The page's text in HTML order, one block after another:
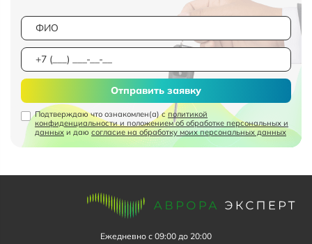
Подтверждаю что ознакомлен(а) сполитикой
конфиденциальности и положением об обработке персональных и
данных и даю согласие на обработку моих персональных данных
Отправить заявку
Ежедневно с 09:00 до 20:00